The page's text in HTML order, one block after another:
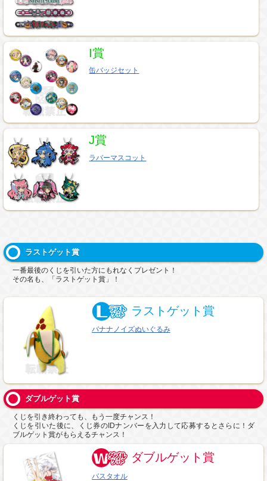
I賞
缶バッジセット
J賞
ラバーマスコット
ラストゲット賞
一番最後のくじを引いた方にもれなくプレゼント！
その名も、「ラストゲット賞」！
ラストゲット賞
バナナノイズぬいぐるみ
ダブルゲット賞
くじを引き終わっても、もう一度チャンス！
くじを引いた後に、くじ券のIDナンバーを入力して応募するとさらに！ダ
ブルゲット賞がもらえるチャンス！
ダブルゲット賞
バスタオル